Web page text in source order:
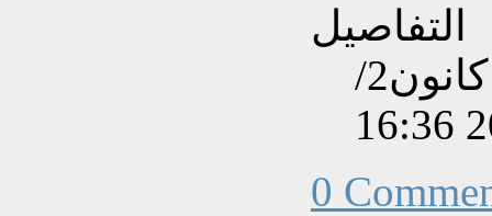
التفاصيل
تم إنشاءه بتاريخ الأحد, 31 كانون2/
0